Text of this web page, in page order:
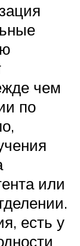
чем
по
или
есть у